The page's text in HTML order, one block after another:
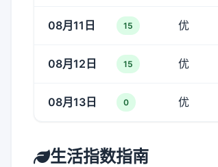
08月11日 15 优
08月12日 15 优
08月13日 0 优
生活指数指南